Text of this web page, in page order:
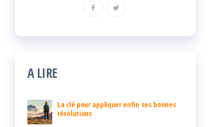
A LIRE
La clé pour appliquer enfin ses bonnes
résolutions